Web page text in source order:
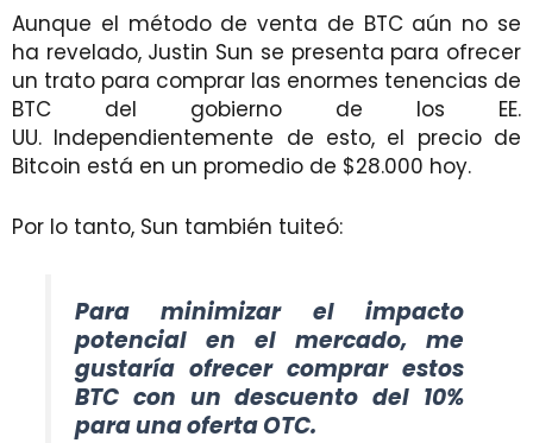
Aunque el método de venta de BTC aún no se
ha revelado, Justin Sun se presenta para ofrecer
un trato para comprar las enormes tenencias de
BTC del gobierno de los EE.
UU. Independientemente de esto, el precio de
Bitcoin está en un promedio de $28.000 hoy.
Por lo tanto, Sun también tuiteó:
Para minimizar el impacto
potencial en el mercado, me
gustaría ofrecer comprar estos
BTC con un descuento del 10%
para una oferta OTC.